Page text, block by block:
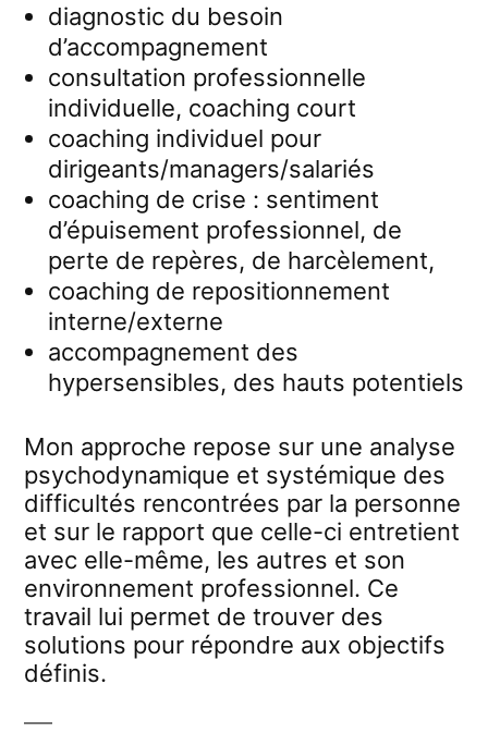
diagnostic du besoin
d’accompagnement
consultation professionnelle
individuelle, coaching court
coaching individuel pour
dirigeants/managers/salariés
coaching de crise : sentiment
d’épuisement professionnel, de
perte de repères, de harcèlement,
coaching de repositionnement
interne/externe
accompagnement des
hypersensibles, des hauts potentiels
Mon approche repose sur une analyse
psychodynamique et systémique des
difficultés rencontrées par la personne
et sur le rapport que celle-ci entretient
avec elle-même, les autres et son
environnement professionnel. Ce
travail lui permet de trouver des
solutions pour répondre aux objectifs
définis.